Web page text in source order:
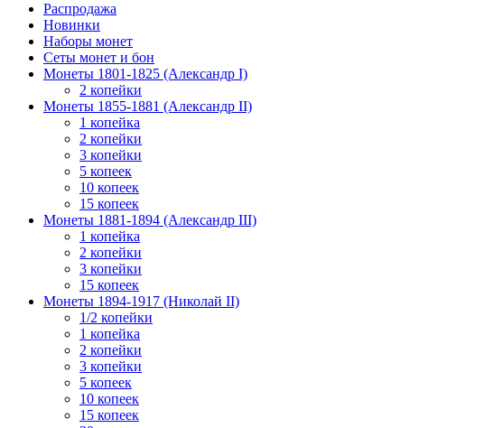
Распродажа
Новинки
Наборы монет
Сеты монет и бон
Монеты 1801-1825 (Александр I)
2 копейки
Монеты 1855-1881 (Александр II)
1 копейка
2 копейки
3 копейки
5 копеек
10 копеек
15 копеек
Монеты 1881-1894 (Александр III)
1 копейка
2 копейки
3 копейки
15 копеек
Монеты 1894-1917 (Николай II)
1/2 копейки
1 копейка
2 копейки
3 копейки
5 копеек
10 копеек
15 копеек